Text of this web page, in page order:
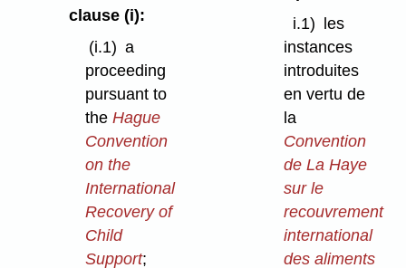
clause (i):
(i.1) a
proceeding
pursuant to
the Hague
Convention
on the
International
Recovery of
Child
Support;
i.1)
les
instances
introduites
en vertu de
la
Convention
de La Haye
sur le
recouvrement
international
des aliments